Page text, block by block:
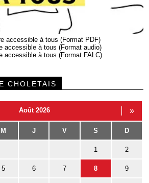
accessible à tous (Format PDF)
accessible à tous (Format audio)
accessible à tous (Format FALC)
CHOLETAIS
Août 2026 »
M J V S D
1 2
5 6 7 8 9